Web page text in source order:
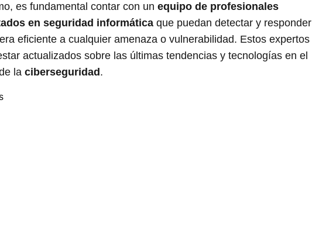
es fundamental contar con un equipo de profesionales
en seguridad informática que puedan detectar y responder
eficiente a cualquier amenaza o vulnerabilidad. Estos expertos
actualizados sobre las últimas tendencias y tecnologías en el
la ciberseguridad .